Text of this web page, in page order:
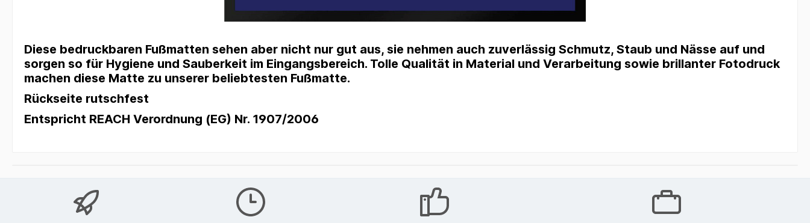
Diese bedruckbaren Fußmatten sehen aber nicht nur gut aus, sie nehmen auch zuverlässig Schmutz, Staub und Nässe auf und
sorgen so für Hygiene und Sauberkeit im Eingangsbereich. Tolle Qualität in Material und Verarbeitung sowie brillanter Fotodruck
machen diese Matte zu unserer beliebtesten Fußmatte.
Rückseite rutschfest
Entspricht REACH Verordnung (EG) Nr. 1907/2006